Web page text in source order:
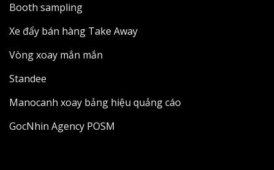
Booth sampling
Xe đẩy bán hàng Take Away
Vòng xoay mắn mắn
Standee
Manocanh xoay bảng hiệu quảng cáo
GocNhin Agency POSM